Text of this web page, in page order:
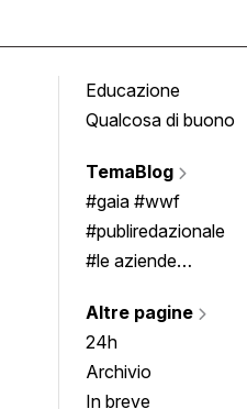
Educazione
Qualcosa di buono
TemaBlog
#gaia #wwf
#publiredazionale
#le aziende
Altre pagine
24h
Archivio
In breve